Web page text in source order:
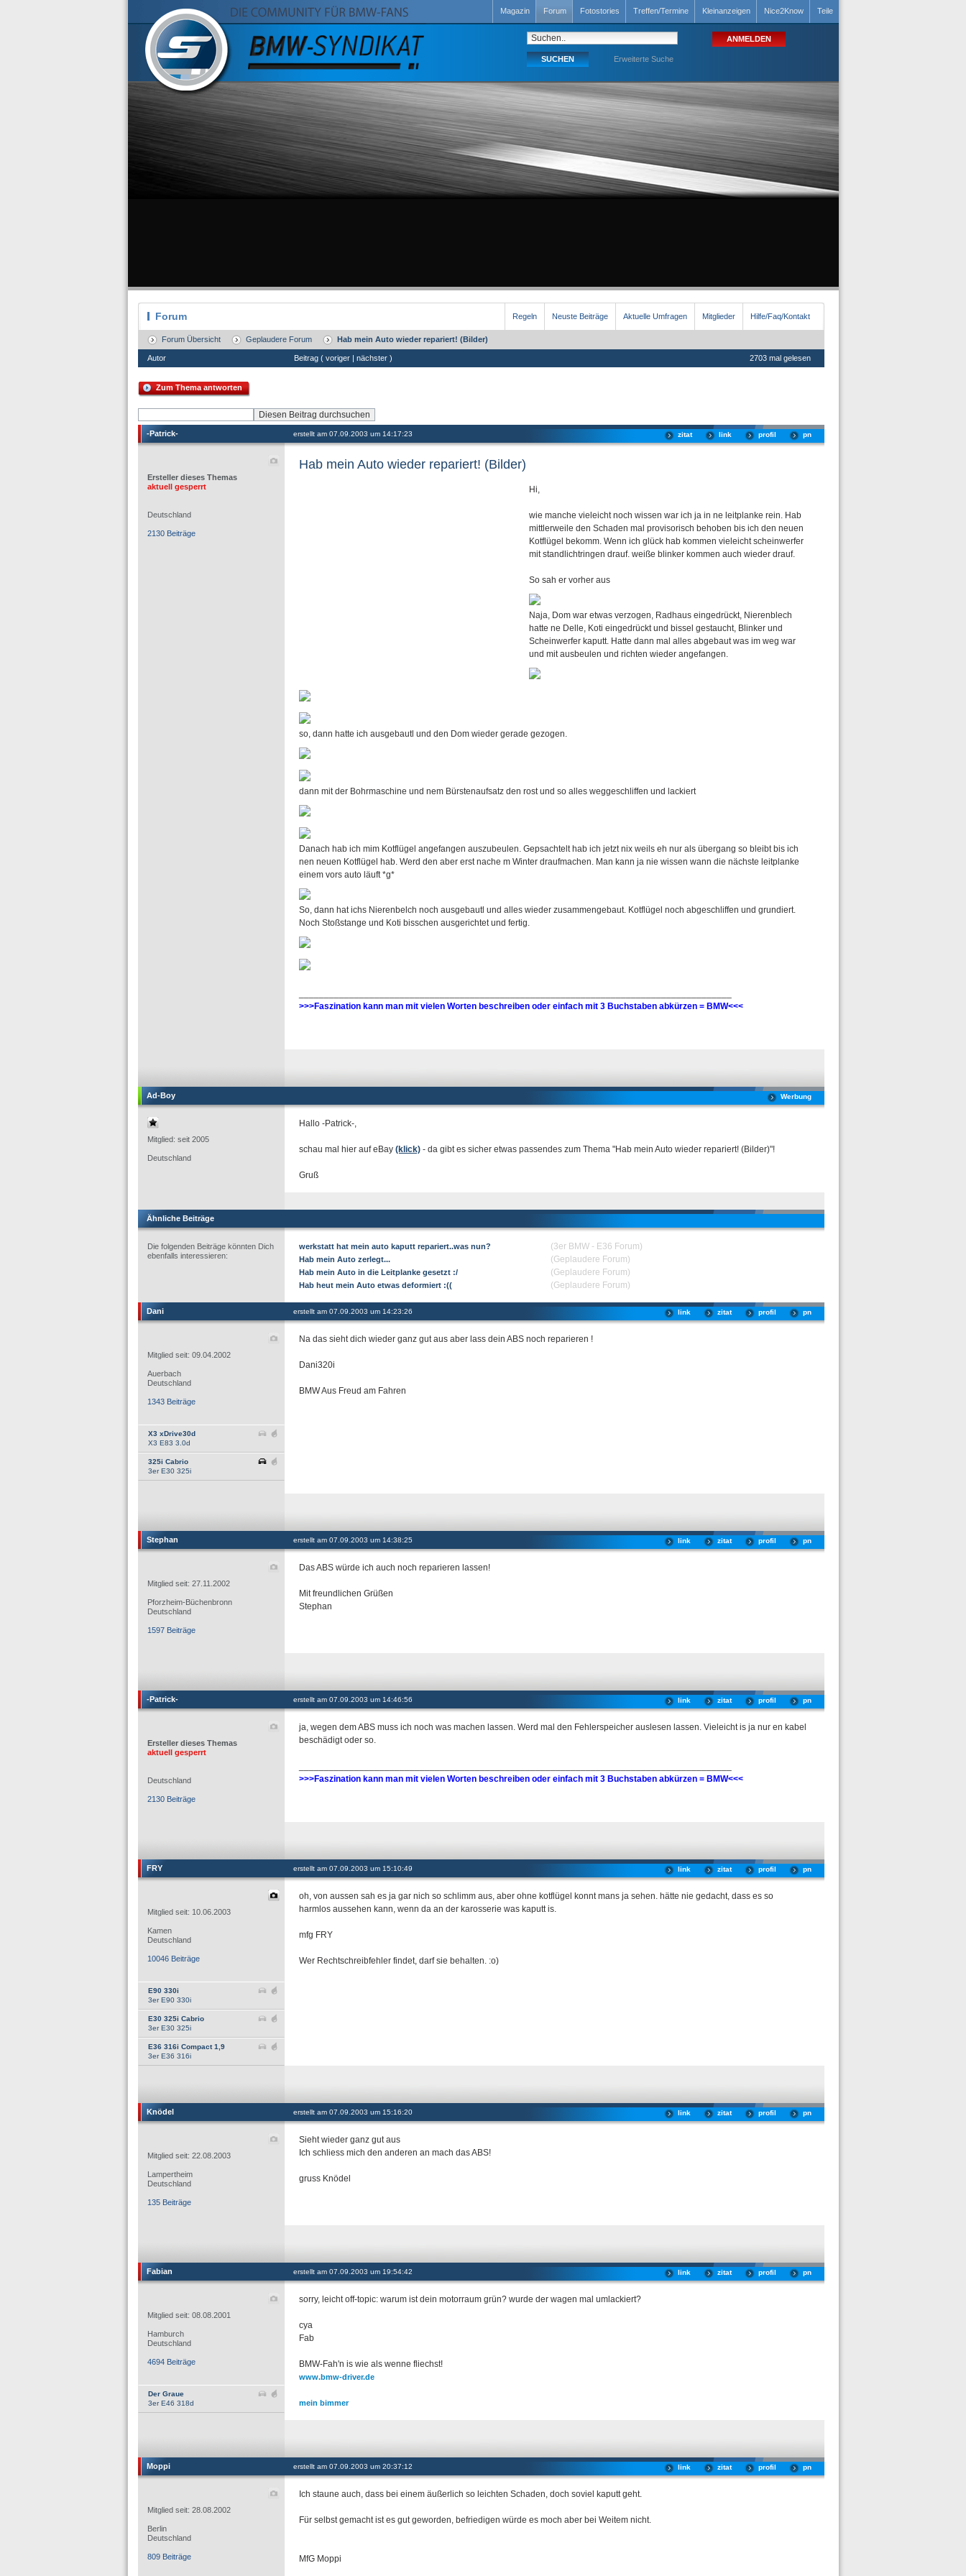
Magazin Forum Fotostories Treffen/Termine Kleinanzeigen Nice2Know Teile
Erweiterte Suche
Forum Regeln Neuste Beiträge Aktuelle Umfragen Mitglieder Hilfe/Faq/Kontakt
Forum Übersicht Geplaudere Forum Hab mein Auto wieder repariert! (Bilder)
Autor Beitrag ( voriger | nächster ) 2703 mal gelesen
Zum Thema antworten
-Patrick- erstellt am 07.09.2003 um 14:17:23 pn
profil
link
zitat
Ersteller dieses Themas
aktuell gesperrt
Deutschland
2130 Beiträge
Hab mein Auto wieder repariert! (Bilder)
Hi,
wie manche vieleicht noch wissen war ich ja in ne leitplanke rein. Hab
mittlerweile den Schaden mal provisorisch behoben bis ich den neuen
Kotflügel bekomm. Wenn ich glück hab kommen vieleicht scheinwerfer
mit standlichtringen drauf. weiße blinker kommen auch wieder drauf.
So sah er vorher aus
Naja, Dom war etwas verzogen, Radhaus eingedrückt, Nierenblech
hatte ne Delle, Koti eingedrückt und bissel gestaucht, Blinker und
Scheinwerfer kaputt. Hatte dann mal alles abgebaut was im weg war
und mit ausbeulen und richten wieder angefangen.
so, dann hatte ich ausgebautl und den Dom wieder gerade gezogen.
dann mit der Bohrmaschine und nem Bürstenaufsatz den rost und so alles weggeschliffen und lackiert
Danach hab ich mim Kotflügel angefangen auszubeulen. Gepsachtelt hab ich jetzt nix weils eh nur als übergang so bleibt bis ich
nen neuen Kotflügel hab. Werd den aber erst nache m Winter draufmachen. Man kann ja nie wissen wann die nächste leitplanke
einem vors auto läuft *g*
So, dann hat ichs Nierenbelch noch ausgebautl und alles wieder zusammengebaut. Kotflügel noch abgeschliffen und grundiert.
Noch Stoßstange und Koti bisschen ausgerichtet und fertig.
>>>Faszination kann man mit vielen Worten beschreiben oder einfach mit 3 Buchstaben abkürzen = BMW<<<
Ad-Boy Werbung
Mitglied: seit 2005
Deutschland
Hallo -Patrick-,
schau mal hier auf eBay (klick) - da gibt es sicher etwas passendes zum Thema "Hab mein Auto wieder repariert! (Bilder)"!
Gruß
Ähnliche Beiträge
Die folgenden Beiträge könnten Dich
ebenfalls interessieren:
werkstatt hat mein auto kaputt repariert..was nun? (3er BMW - E36 Forum)
Hab mein Auto zerlegt... (Geplaudere Forum)
Hab mein Auto in die Leitplanke gesetzt :/ (Geplaudere Forum)
Hab heut mein Auto etwas deformiert :(( (Geplaudere Forum)
Dani erstellt am 07.09.2003 um 14:23:26 pn
profil
zitat
link
Mitglied seit: 09.04.2002
Auerbach
Deutschland
1343 Beiträge
X3 xDrive30d
X3 E83 3.0d
325i Cabrio
3er E30 325i
Na das sieht dich wieder ganz gut aus aber lass dein ABS noch reparieren !
Dani320i
BMW Aus Freud am Fahren
Stephan erstellt am 07.09.2003 um 14:38:25 pn
profil
zitat
link
Mitglied seit: 27.11.2002
Pforzheim-Büchenbronn
Deutschland
1597 Beiträge
Das ABS würde ich auch noch reparieren lassen!
Mit freundlichen Grüßen
Stephan
-Patrick- erstellt am 07.09.2003 um 14:46:56 pn
profil
zitat
link
Ersteller dieses Themas
aktuell gesperrt
Deutschland
2130 Beiträge
ja, wegen dem ABS muss ich noch was machen lassen. Werd mal den Fehlerspeicher auslesen lassen. Vieleicht is ja nur en kabel
beschädigt oder so.
>>>Faszination kann man mit vielen Worten beschreiben oder einfach mit 3 Buchstaben abkürzen = BMW<<<
FRY erstellt am 07.09.2003 um 15:10:49 pn
profil
zitat
link
Mitglied seit: 10.06.2003
Kamen
Deutschland
10046 Beiträge
E90 330i
3er E90 330i
E30 325i Cabrio
3er E30 325i
E36 316i Compact 1,9
3er E36 316i
oh, von aussen sah es ja gar nich so schlimm aus, aber ohne kotflügel konnt mans ja sehen. hätte nie gedacht, dass es so
harmlos aussehen kann, wenn da an der karosserie was kaputt is.
mfg FRY
Wer Rechtschreibfehler findet, darf sie behalten. :o)
Knödel erstellt am 07.09.2003 um 15:16:20 pn
profil
zitat
link
Mitglied seit: 22.08.2003
Lampertheim
Deutschland
135 Beiträge
Sieht wieder ganz gut aus
Ich schliess mich den anderen an mach das ABS!
gruss Knödel
Fabian erstellt am 07.09.2003 um 19:54:42 pn
profil
zitat
link
Mitglied seit: 08.08.2001
Hamburch
Deutschland
4694 Beiträge
Der Graue
3er E46 318d
sorry, leicht off-topic: warum ist dein motorraum grün? wurde der wagen mal umlackiert?
cya
Fab
BMW-Fah'n is wie als wenne fliechst!
www.bmw-driver.de
mein bimmer
Moppi erstellt am 07.09.2003 um 20:37:12 pn
profil
zitat
link
Mitglied seit: 28.08.2002
Berlin
Deutschland
809 Beiträge
Ich staune auch, dass bei einem äußerlich so leichten Schaden, doch soviel kaputt geht.
Für selbst gemacht ist es gut geworden, befriedigen würde es moch aber bei Weitem nicht.
MfG Moppi